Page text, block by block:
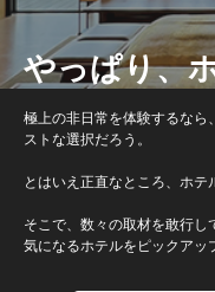
やっぱり、
極上の非日常を体験するな
ストな選択だろう。
とはいえ正直なところ、ホテ
そこで、数々の取材を敢行し
気になるホテルをピックアッ